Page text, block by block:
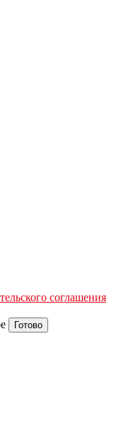
соглашения
Готово